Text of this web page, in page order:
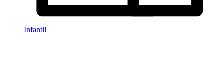
Infantil